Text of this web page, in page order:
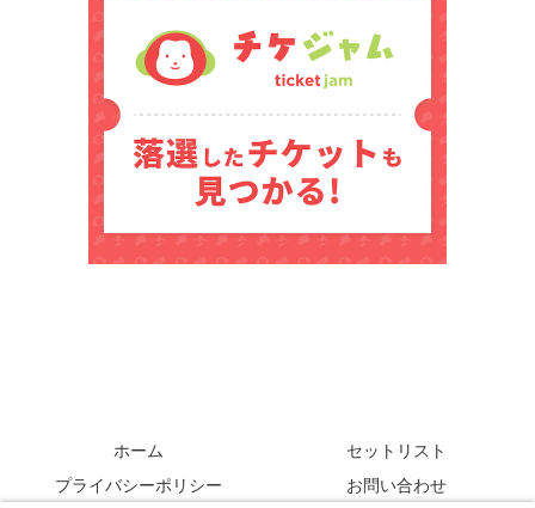
ホーム
セットリスト
プライバシーポリシー
お問い合わせ